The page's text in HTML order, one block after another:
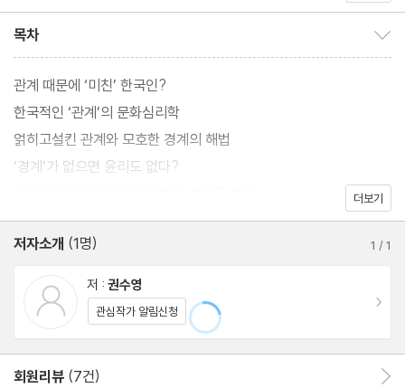
목차
관계 때문에 ‘미친’ 한국인?
한국적인 ‘관계’의 문화심리학
얽히고설킨 관계와 모호한 경계의 해법
‘경계’가 없으면 윤리도 없다?
더보기
저자소개 (1명) 1 /1
저 : 권수영
관심작가 알림신청
회원리뷰 (7건)